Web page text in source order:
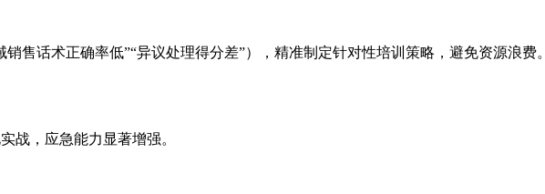
话术正确率低”“异议处理得分差”），精准制定针对性培训策略，避免资源浪费。
战，应急能力显著增强。